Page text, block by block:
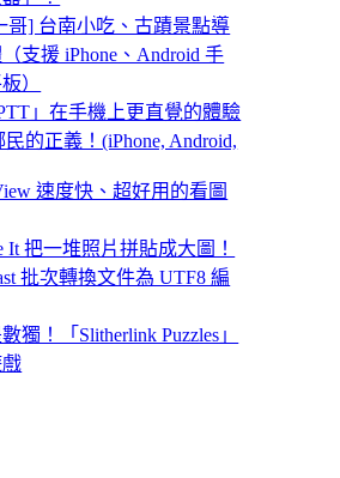
哥] 台南小吃、古蹟景點導
支援 iPhone、Android 手
）
PTT」在手機上更直覺的體驗
民的正義！(iPhone, Android,
速度快、超好用的看圖
It 把一堆照片拼貼成大圖！
批次轉換文件為 UTF8 編
獨！「Slitherlink Puzzles」